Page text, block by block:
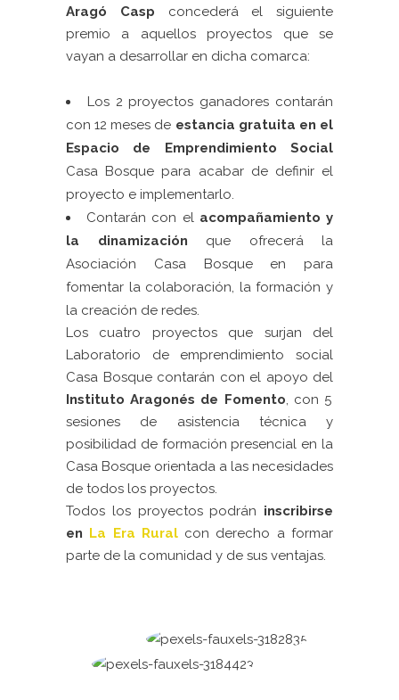
Aragó Casp concederá el siguiente
premio a aquellos proyectos que se
vayan a desarrollar en dicha comarca:
Los 2 proyectos ganadores contarán
con 12 meses de estancia gratuita en el
Espacio de Emprendimiento Social
Casa Bosque para acabar de definir el
proyecto e implementarlo.
Contarán con el acompañamiento y
la dinamización que ofrecerá la
Asociación Casa Bosque en para
fomentar la colaboración, la formación y
la creación de redes.
Los cuatro proyectos que surjan del
Laboratorio de emprendimiento social
Casa Bosque contarán con el apoyo del
Instituto Aragonés de Fomento, con 5
sesiones de asistencia técnica y
posibilidad de formación presencial en la
Casa Bosque orientada a las necesidades
de todos los proyectos.
Todos los proyectos podrán inscribirse
en
La Era Rural con derecho a formar
parte de la comunidad y de sus ventajas.